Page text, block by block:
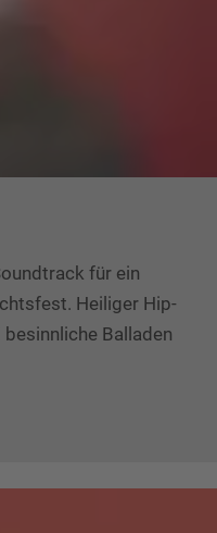
für ein
Heiliger Hip-
Balladen